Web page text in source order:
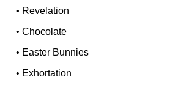
• Revelation
•Chocolate
• Easter Bunnies
• Exhortation